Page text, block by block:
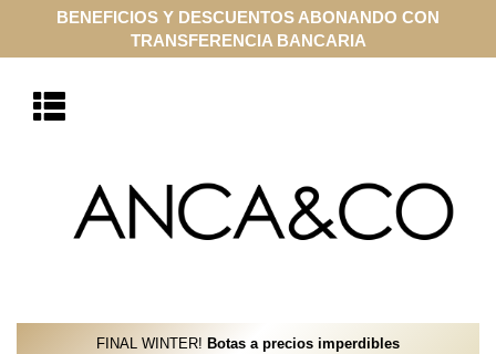
COMPRA ONLINE EN CUOTAS SIN INTERÉS CON VISA Y
MASTERCARD
FINAL WINTER! Botas a precios imperdibles